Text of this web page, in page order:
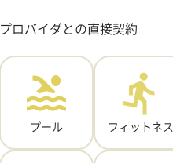
プロバイダとの直接契約
プール フィットネス